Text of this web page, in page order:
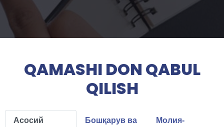
QAMASHI DON QABUL
QILISH
Асосий
Бошқарув ва
Молия-